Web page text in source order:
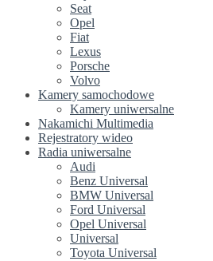
Seat
Opel
Fiat
Lexus
Porsche
Volvo
Kamery samochodowe
Kamery uniwersalne
Nakamichi Multimedia
Rejestratory wideo
Radia uniwersalne
Audi
Benz Universal
BMW Universal
Ford Universal
Opel Universal
Universal
Toyota Universal